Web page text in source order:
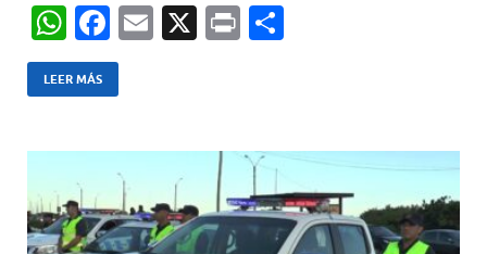
W
h
at
A
p
p
F
ac
e
o
o
k
E
X
P
ar
ti
r
LEER MÁS